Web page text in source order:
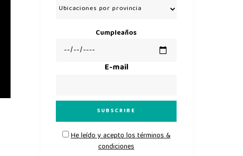
Cumpleaños
E-mail
He leído y acepto los términos &
condiciones